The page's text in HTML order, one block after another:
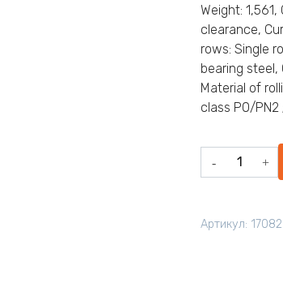
Weight:
clearance,
rows: Single
bearing
Material of
class P0/PN2
Количество
товара
2RS
Артикул: